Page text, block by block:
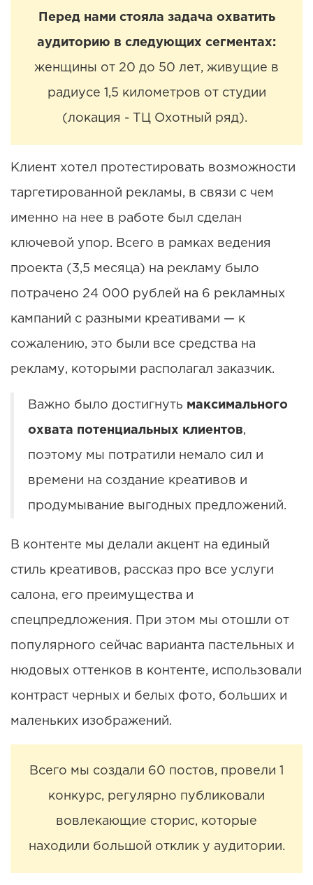
Перед нами стояла задача охватить
аудиторию в следующих сегментах:
женщины от 20 до 50 лет, живущие в
радиусе 1,5 километров от студии
(локация - ТЦ Охотный ряд).
Клиент хотел протестировать возможности
таргетированной рекламы, в связи с чем
именно на нее в работе был сделан
ключевой упор. Всего в рамках ведения
проекта (3,5 месяца) на рекламу было
потрачено 24 000 рублей на 6 рекламных
кампаний с разными креативами — к
сожалению, это были все средства на
рекламу, которыми располагал заказчик.
Важно было достигнуть максимального
охвата потенциальных клиентов,
поэтому мы потратили немало сил и
времени на создание креативов и
продумывание выгодных предложений.
В контенте мы делали акцент на единый
стиль креативов, рассказ про все услуги
салона, его преимущества и
спецпредложения. При этом мы отошли от
популярного сейчас варианта пастельных и
нюдовых оттенков в контенте, использовали
контраст черных и белых фото, больших и
маленьких изображений.
Всего мы создали 60 постов, провели 1
конкурс, регулярно публиковали
вовлекающие сторис, которые
находили большой отклик у аудитории.